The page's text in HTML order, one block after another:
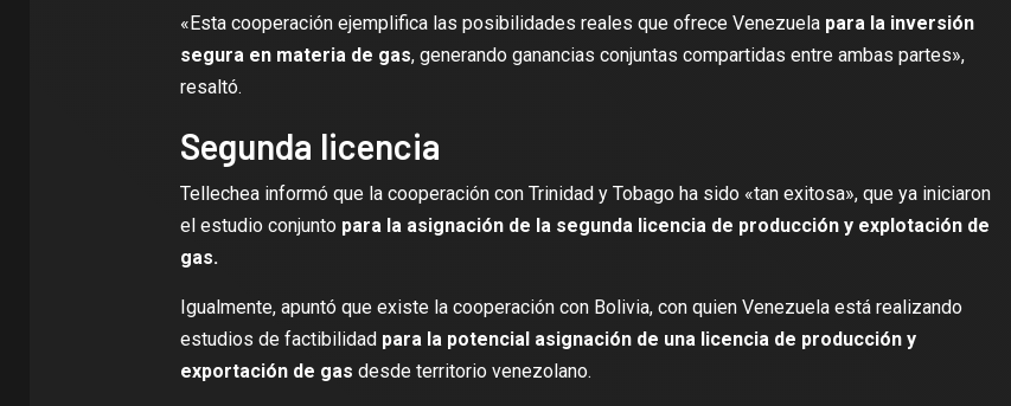
«Esta cooperación ejemplifica las posibilidades reales que ofrece Venezuela para la inversión
segura en materia de gas, generando ganancias conjuntas compartidas entre ambas partes»,
resaltó.
Segunda licencia
Tellechea informó que la cooperación con Trinidad y Tobago ha sido «tan exitosa», que ya iniciaron
el estudio conjunto para la asignación de la segunda licencia de producción y explotación de
gas.
Igualmente, apuntó que existe la cooperación con Bolivia, con quien Venezuela está realizando
estudios de factibilidad para la potencial asignación de una licencia de producción y
exportación de gas desde territorio venezolano.